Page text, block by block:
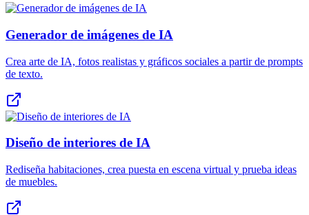
Generador de imágenes de IA
Crea arte de IA, fotos realistas y gráficos sociales a partir de prompts
de texto.
Diseño de interiores de IA
Rediseña habitaciones, crea puesta en escena virtual y prueba ideas
de muebles.